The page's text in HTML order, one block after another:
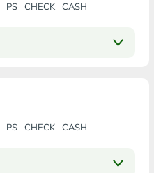
PS CHECK CASH
PS CHECK CASH